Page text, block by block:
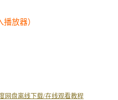
放器）
网盘离线下载/在线观看教程